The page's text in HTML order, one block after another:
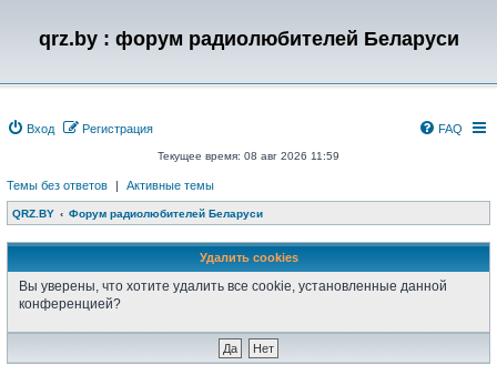
qrz.by : форум радиолюбителей Беларуси
Вход Регистрация FAQ
Текущее время: 08 авг 2026 11:59
Темы без ответов | Активные темы
QRZ.BY Форум радиолюбителей Беларуси
Удалить cookies
Вы уверены, что хотите удалить все cookie, установленные данной
конференцией?